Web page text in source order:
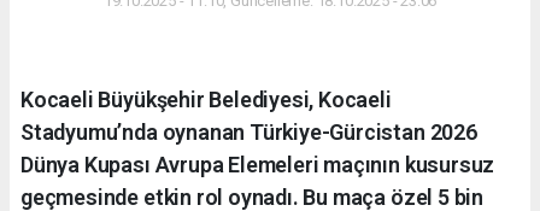
Kocaeli Büyükşehir Belediyesi, Kocaeli
Stadyumu’nda oynanan Türkiye-Gürcistan 2026
Dünya Kupası Avrupa Elemeleri maçının kusursuz
geçmesinde etkin rol oynadı. Bu maça özel 5 bin